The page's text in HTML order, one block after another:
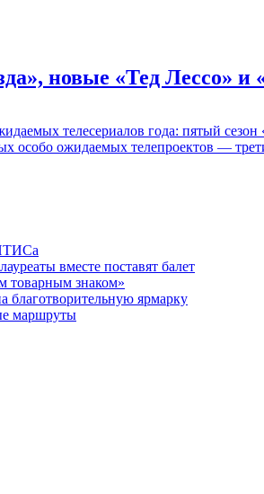
новые «Тед Лессо»
телесериалов года: пятый
ожидаемых телепроектов —
вместе поставят балет
товарным знаком»
ярмарку
маршруты